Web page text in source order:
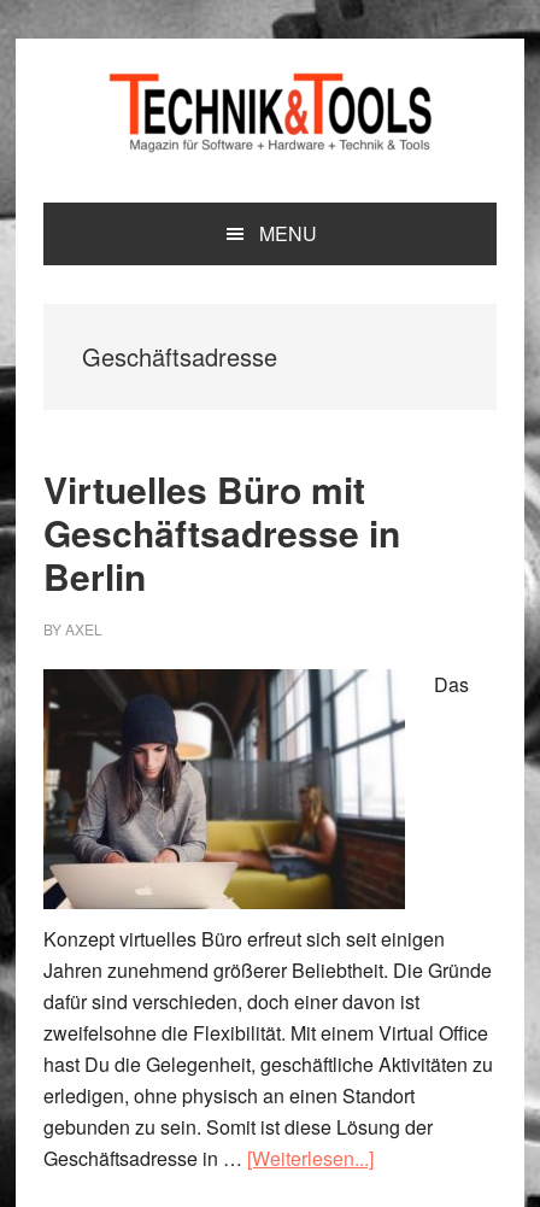
Zur
Hauptnavigation
springen
Zum
Inhalt
springen
Zur
Seitenspalte
springen
MENU
Geschäftsadresse
Virtuelles Büro mit
Geschäftsadresse in
Berlin
BYAXEL
Das
Konzept virtuelles Büro erfreut sich seit einigen
Jahren zunehmend größerer Beliebtheit. Die Gründe
dafür sind verschieden, doch einer davon ist
zweifelsohne die Flexibilität. Mit einem Virtual Office
hast Du die Gelegenheit, geschäftliche Aktivitäten zu
erledigen, ohne physisch an einen Standort
gebunden zu sein. Somit ist diese Lösung der
Geschäftsadresse in … [Weiterlesen...]ÜberVirtuelles